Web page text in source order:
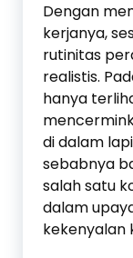
Dengan
kerjanya,
rutinitas
realistis.
hanya
di dalam
sebabnya
salah satu
dalam
kekenyalan